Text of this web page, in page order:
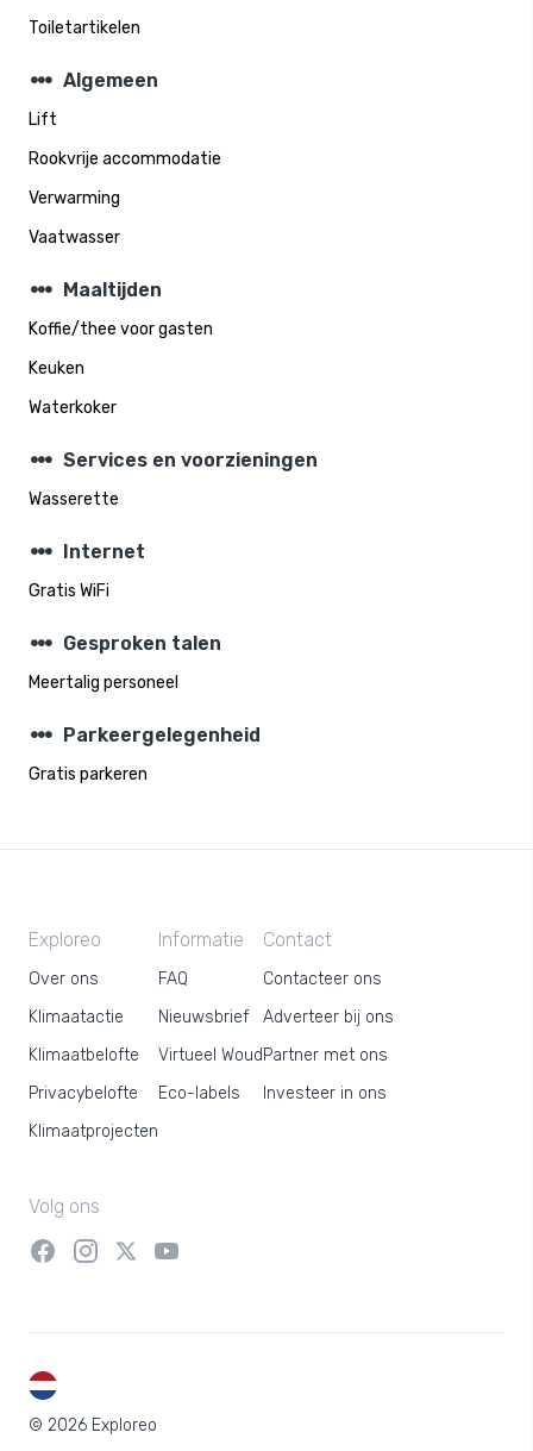
Toiletartikelen
steppers Algemeen
Lift
Rookvrije accommodatie
Verwarming
Vaatwasser
steppers Maaltijden
Koffie/thee voor gasten
Keuken
Waterkoker
steppers Services en voorzieningen
Wasserette
steppers Internet
Gratis WiFi
steppers Gesproken talen
Meertalig personeel
steppers Parkeergelegenheid
Gratis parkeren
Exploreo
Over ons
Klimaatactie
Klimaatbelofte
Privacybelofte
Klimaatprojecten
Informatie
FAQ
Nieuwsbrief
Virtueel Woud
Eco-labels
Contact
Contacteer ons
Adverteer bij ons
Partner met ons
Investeer in ons
Volg ons
© 2026 Exploreo